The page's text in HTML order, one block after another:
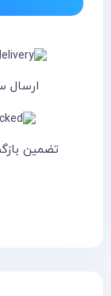
ارسال
تضمین